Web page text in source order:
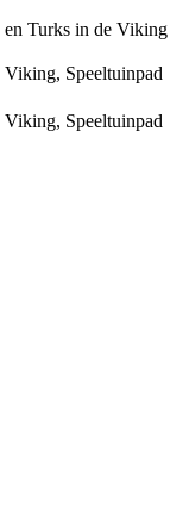
en Turks in de Viking
Viking, Speeltuinpad
Viking, Speeltuinpad